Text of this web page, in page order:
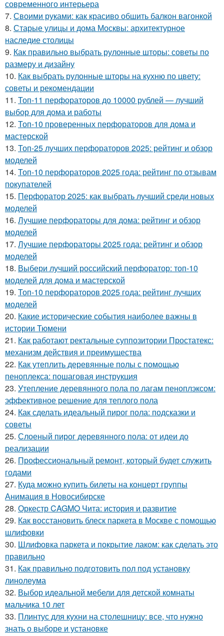
современного интерьера
7. Своими руками: как красиво обшить балкон вагонкой
8. Старые улицы и дома Москвы: архитектурное
наследие столицы
9. Как правильно выбрать рулонные шторы: советы по
размеру и дизайну
10. Как выбрать рулонные шторы на кухню по цвету:
советы и рекомендации
11. Топ-11 перфораторов до 10000 рублей — лучший
выбор для дома и работы
12. Топ-10 проверенных перфораторов для дома и
мастерской
13. Топ-25 лучших перфораторов 2025: рейтинг и обзор
моделей
14. Топ-10 перфораторов 2025 года: рейтинг по отзывам
покупателей
15. Перфоратор 2025: как выбрать лучший среди новых
моделей
16. Лучшие перфораторы для дома: рейтинг и обзор
моделей
17. Лучшие перфораторы 2025 года: рейтинг и обзор
моделей
18. Выбери лучший российский перфоратор: топ-10
моделей для дома и мастерской
19. Топ-10 перфораторов 2025 года: рейтинг лучших
моделей
20. Какие исторические события наиболее важны в
истории Тюмени
21. Как работают ректальные суппозитории Простатекс:
механизм действия и преимущества
22. Как утеплить деревянные полы с помощью
пеноплекса: пошаговая инструкция
23. Утепление деревянного пола по лагам пеноплэксом:
эффективное решение для теплого пола
24. Как сделать идеальный пирог пола: подсказки и
советы
25. Слоеный пирог деревянного пола: от идеи до
реализации
26. Профессиональный ремонт, который будет служить
годами
27. Куда можно купить билеты на концерт группы
Анимация в Новосибирске
28. Оркестр CAGMO Чита: история и развитие
29. Как восстановить блеск паркета в Москве с помощью
шлифовки
30. Шлифовка паркета и покрытие лаком: как сделать это
правильно
31. Как правильно подготовить пол под установку
линолеума
32. Выбор идеальной мебели для детской комнаты
мальчика 10 лет
33. Плинтус для кухни на столешницу: все, что нужно
знать о выборе и установке